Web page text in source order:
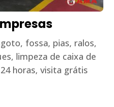
fossa, pias, ralos,
limpeza de caixa de
horas, visita grátis